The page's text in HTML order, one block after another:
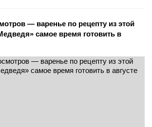
— варенье по рецепту из этой
самое время готовить в